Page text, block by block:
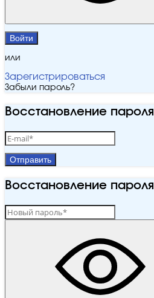
Войти
или
Зарегистрироваться
Забыли пароль?
Восстановление пароля
Отправить
Восстановление пароля